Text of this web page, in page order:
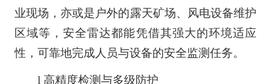
业现场，亦或是户外的露天矿场、风电设备维护
区域等，安全雷达都能凭借其强大的环境适应
性，可靠地完成人员与设备的安全监测任务。
l 高精度检测与多级防护